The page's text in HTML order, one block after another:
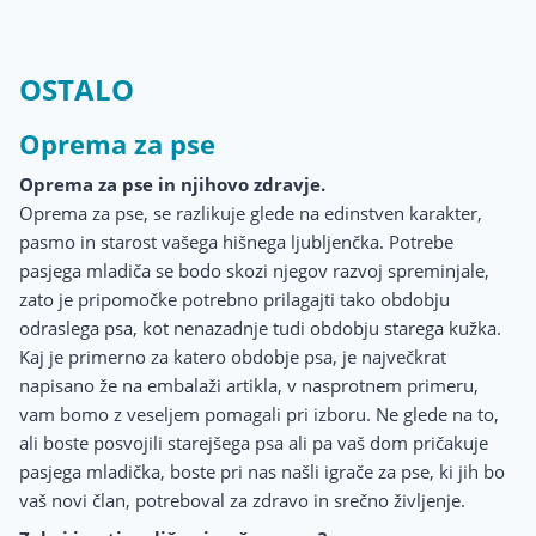
OSTALO
Oprema za pse
Oprema za pse in njihovo zdravje.
Oprema za pse, se razlikuje glede na edinstven karakter,
pasmo in starost vašega hišnega ljubljenčka. Potrebe
pasjega mladiča se bodo skozi njegov razvoj spreminjale,
zato je pripomočke potrebno prilagajti tako obdobju
odraslega psa, kot nenazadnje tudi obdobju starega kužka.
Kaj je primerno za katero obdobje psa, je največkrat
napisano že na embalaži artikla, v nasprotnem primeru,
vam bomo z veseljem pomagali pri izboru. Ne glede na to,
ali boste posvojili starejšega psa ali pa vaš dom pričakuje
pasjega mladička, boste pri nas našli igrače za pse, ki jih bo
vaš novi član, potreboval za zdravo in srečno življenje.